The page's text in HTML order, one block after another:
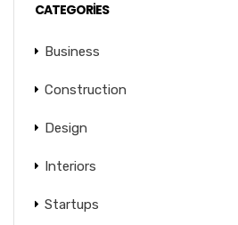
CATEGORIES
Business
Construction
Design
Interiors
Startups